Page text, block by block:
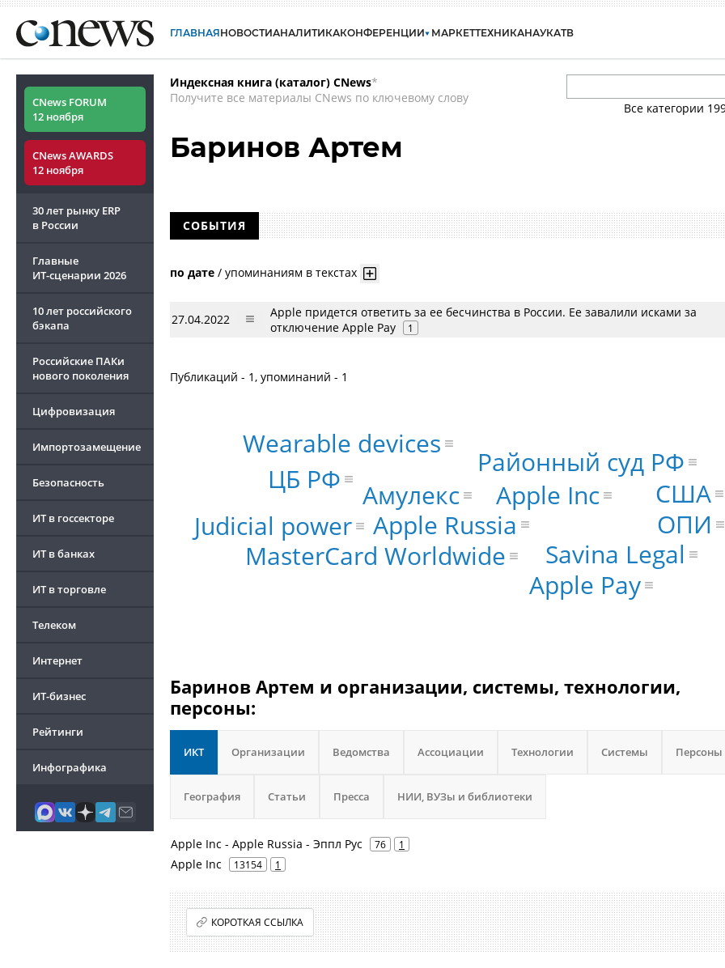
ГЛАВНАЯНОВОСТИАНАЛИТИКАКОНФЕРЕНЦИИ МАРКЕТТЕХНИКАНАУКАТВ
CNews FORUM
12 ноября
CNews AWARDS
12 ноября
30 лет рынку ERP
в России
Главные
ИТ-сценарии 2026
10 лет российского
бэкапа
Российские ПАКи
нового поколения
Цифровизация
Импортозамещение
Безопасность
ИТ в госсекторе
ИТ в банках
ИТ в торговле
Телеком
Интернет
ИТ-бизнес
Рейтинги
Инфографика
Индексная книга (каталог) CNews*
Получите все материалы CNews по ключевому слову
Все категории
Баринов Артем
СОБЫТИЯ
по дате / упоминаниям в текстах
27.04.2022
Apple придется ответить за ее бесчинства в России. Ее завалили исками за
отключение Apple Pay
1
Публикаций - 1, упоминаний - 1
Apple Russia
Apple Inc
MasterCard Worldwide
Амулекс
Savina Legal
Judicial power
Районный суд РФ
ЦБ РФ
ОПИ
Wearable devices
Apple Pay
США
Баринов Артем и организации, системы, технологии,
персоны:
ИКТ Организации Ведомства Ассоциации Технологии Системы Персоны
География Статьи Пресса НИИ, ВУЗы и библиотеки
Apple Inc - Apple Russia - Эппл Рус 76 1
Apple Inc 13154 1
КОРОТКАЯ ССЫЛКА